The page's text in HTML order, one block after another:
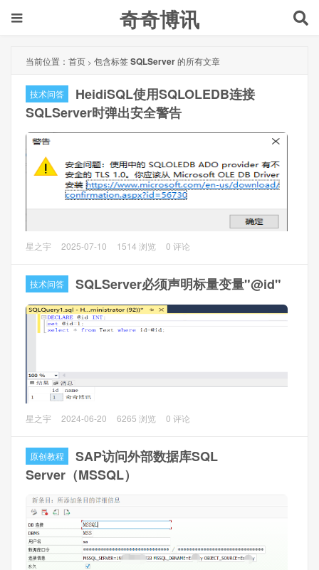
奇奇博讯
当前位置： 首页 > 包含标签SQLServer的所有文章
技术问答
HeidiSQL使用SQLOLEDB连接
SQLServer时弹出安全警告
问题描述
告：
安全问题：使用中的SQLOLEDB ADOprovider有不安全的
TLS 1.0。你应该从Microsoft OLE DB Driver安装
https://www.microsoft.com/en-
问题分析
SQLOLEDB（旧版 OLE DB 提供程序） 是微软已停止维护的
legacy 驱动，仅支持 TLS 1.0/SSL 3.0 等已被淘汰的弱加密
是有更安全的方案还是会用更安全的。HeidiSQL 从 v11.1 版
本开始就原生支持 MSOLEDBSQL，v12.9 及以上版本更是
做了完整适配，你遇到的弹窗是因为默认用了旧版
SQLOLEDB，不是不支持新版驱动。
星之宇 2025-07-10 1514 浏览 0 评论
技术问答 SQLServer必须声明标量变量"@id"
问题描述
示“[Err] 42000 - [SQL Server]必须声明标量变量 "@id"。”
DECLARE @id INT; set @id=1; select * from Test where
id=@id;
问题分析
在Microsoft SQL Server Management Studio上正常运行。
分号是在数据库系统中分隔每条SQL语句的标准方法，对于
星之宇 2024-06-20 6265 浏览 0 评论
原创教程
SAP访问外部数据库SQL
Server（MSSQL）